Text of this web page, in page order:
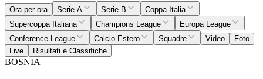
Ora per ora Serie A Serie B
Coppa Italia
Supercoppa Italiana
Champions League
Europa League
Conference League
Calcio Estero Squadre Video
Foto
Live
Risultati e Classifiche
BOSNIA